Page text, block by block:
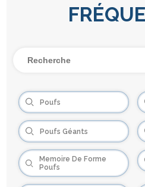
Poufs
Poufs Géants
Memoire De Forme
Poufs